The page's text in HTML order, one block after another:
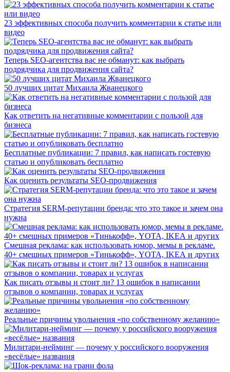
23 эффективных способа получить комментарии к статье или
видео
Теперь SEO-агентства вас не обманут: как выбрать
подрядчика для продвижения сайта?
50 лучших цитат Михаила Жванецкого
Как ответить на негативные комментарии с пользой для
бизнеса
Бесплатные публикации: 7 правил, как написать гостевую
статью и опубликовать бесплатно
Как оценить результаты SEO-продвижения
Стратегия SERM-репутации бренда: что это такое и зачем она
нужна
Смешная реклама: как использовать юмор, мемы в рекламе.
40+ смешных примеров «Тинькофф», YOTA, IKEA и других
Как писать отзывы и стоит ли? 13 ошибок в написании
отзывов о компании, товарах и услугах
Реальные причины увольнения «по собственному желанию»
Милитари-нейминг — почему у российского вооружения
«весёлые» названия